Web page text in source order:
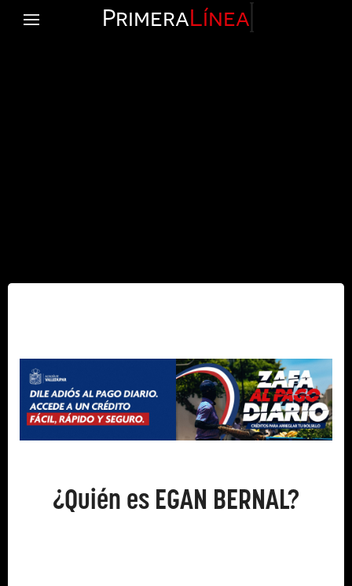
PrimeraLínea
¿Quién es EGAN BERNAL?